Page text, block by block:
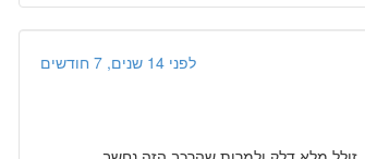
לפני 14 שנים, 7 חודשים